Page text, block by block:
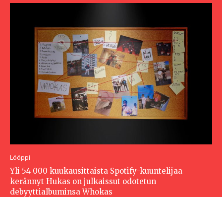
Lööppi
Yli 54 000 kuukausittaista Spotify-kuuntelijaa
kerännyt Hukas on julkaissut odotetun
debyyttialbuminsa Whokas